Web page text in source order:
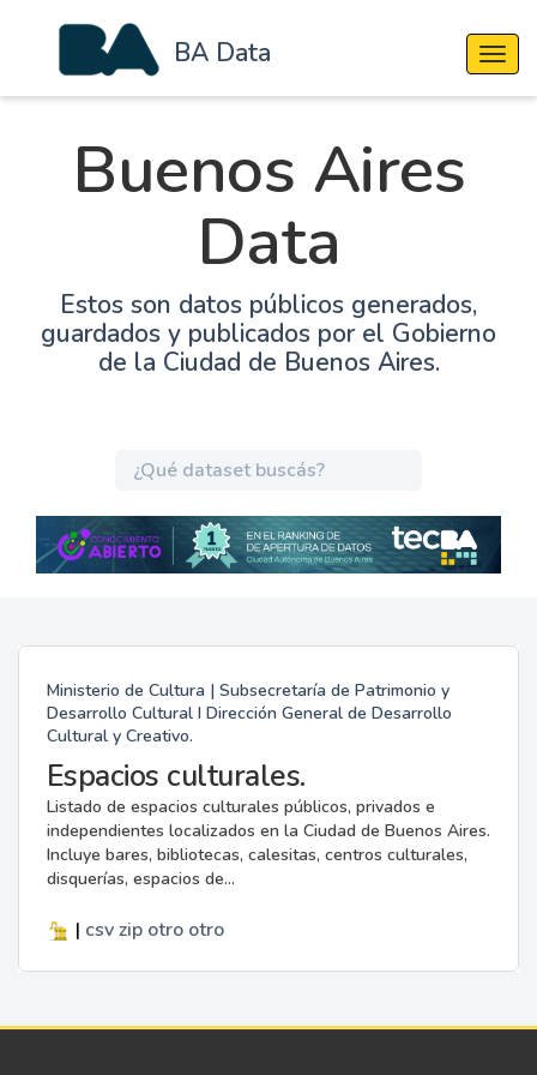
BA Data
Buenos Aires
Data
Estos son datos públicos generados,
guardados y publicados por el Gobierno
de la Ciudad de Buenos Aires.
Ministerio de Cultura | Subsecretaría de Patrimonio y
Desarrollo Cultural I Dirección General de Desarrollo
Cultural y Creativo.
Espacios culturales.
Listado de espacios culturales públicos, privados e
independientes localizados en la Ciudad de Buenos Aires.
Incluye bares, bibliotecas, calesitas, centros culturales,
disquerías, espacios de...
| csv zip otro otro